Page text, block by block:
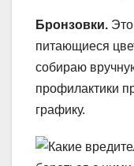
Бронзовки.
питающиеся
собираю
профилактики
графику.